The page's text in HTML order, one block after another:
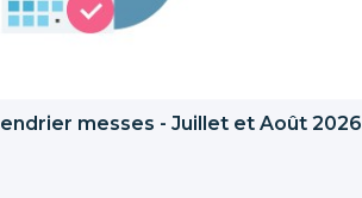
messes - Juillet et Août 2026